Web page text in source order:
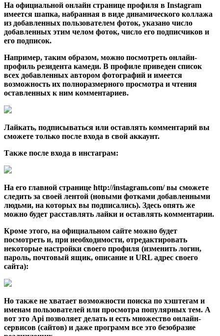
На официальной онлайн странице профиля в Instagram
имеется шапка, набранная в виде динамического коллажа
из добавленных пользователем фоток, указано число
добавленных этим челом фоток, число его подписчиков и
его подписок.
Например, таким образом, можно посмотреть онлайн-
профиль резидента камеди. В профиле приведен список
всех добавленных автором фотографий и имеется
возможность их полноразмерного просмотра и чтения
оставленных к ним комментариев.
Лайкать, подписываться или оставлять комментарий вы
сможете только после входа в свой аккаунт.
Также после входа в инстаграм:
На его главной странице http://instagram.com/ вы сможете
следить за своей лентой (новыми фотками добавленными
людьми, на которых вы подписались). Здесь опять же
можно будет расставлять лайки и оставлять комментарии.
Кроме этого, на официальном сайте можно будет
посмотреть и, при необходимости, отредактировать
некоторые настройки своего профиля (изменить логин,
пароль, почтовый ящик, описание и URL адрес своего
сайта):
Но также не хватает возможности поиска по хэштегам и
именам пользователей или просмотра популярных тем. А
вот это Api позволяет делать и есть множество онлайн-
сервисов (сайтов) и даже программ все это безобразие